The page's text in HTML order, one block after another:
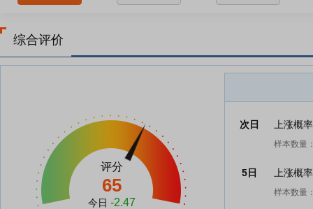
综合评价
评分
65
今日 -2.47
次日 上涨概
样本数量
5日 上涨概
样本数量